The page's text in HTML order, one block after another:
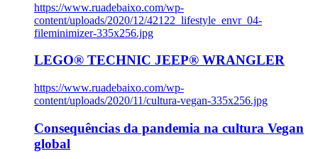
https://www.ruadebaixo.com/wp-
content/uploads/2020/12/42122_lifestyle_envr_04-
fileminimizer-335x256.jpg
LEGO® TECHNIC JEEP® WRANGLER
https://www.ruadebaixo.com/wp-
content/uploads/2020/11/cultura-vegan-335x256.jpg
Consequências da pandemia na cultura Vegan
global